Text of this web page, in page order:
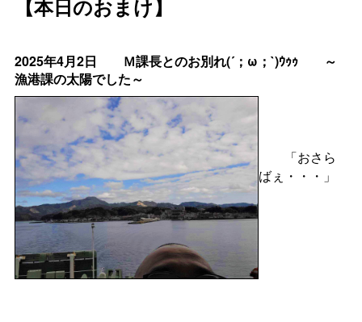
【本日のおまけ】
2025年4月2日 Ｍ課長とのお別れ(´；ω；`)ｳｩｩ
～
漁港課の太陽でした～
「おさら
ばぇ・・・」